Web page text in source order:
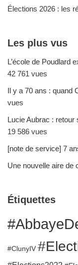
Élections 2026 : les
Les plus vus
L’école de Poudlard
42 761 vues
Il y a 70 ans : quand
vues
Lucie Aubrac : retour
19 586 vues
[note de service] 7
Une nouvelle aire de
Étiquettes
#ClunyIV